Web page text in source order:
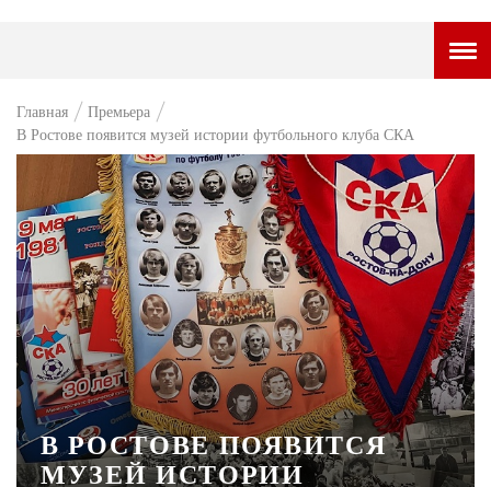
НОВОСТИ
ВОПРОС НЕДЕЛИ
ПРЕМЬЕРА
ТАМ И ТУТ
СТИЛЬ ЖИЗНИ
ХАЙП
ЧЕЛОВЕК ОСОБЕННЫЙ
КУЛЬТ ЕДЫ
Главная
Премьера
В Ростове появится музей истории футбольного клуба СКА
В РОСТОВЕ ПОЯВИТСЯ
МУЗЕЙ ИСТОРИИ